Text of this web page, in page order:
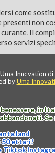
come
non
Il
servizi
Innovation
byUma
in
Se
.land
50 ettari!
Tiktok